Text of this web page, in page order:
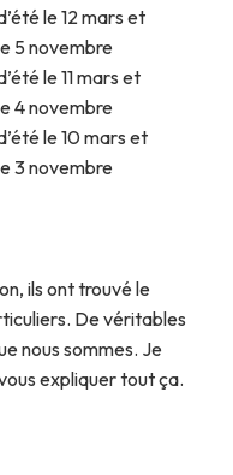
le 12 mars et
5 novembre
le 11 mars et
4 novembre
le 10 mars et
3 novembre
ils ont trouvé le
De véritables
nous sommes. Je
expliquer tout ça.